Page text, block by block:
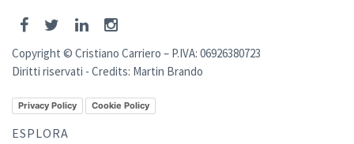
Copyright © Cristiano Carriero – P.IVA: 06926380723
Diritti riservati - Credits: Martin Brando
Privacy Policy Cookie Policy
ESPLORA